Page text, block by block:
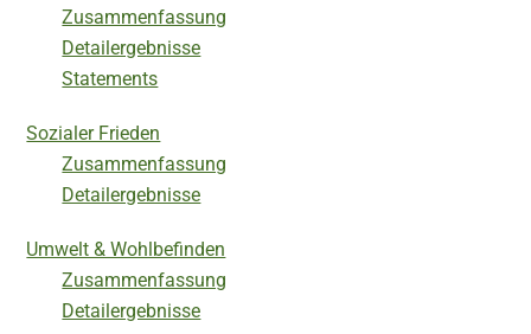
Zusammenfassung
Detailergebnisse
Statements
Sozialer Frieden
Zusammenfassung
Detailergebnisse
Umwelt & Wohlbefinden
Zusammenfassung
Detailergebnisse